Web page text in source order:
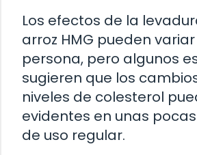
Los efectos de la
arroz HMG pueden
persona, pero algunos
sugieren que los
niveles de colesterol
evidentes en unas
de uso regular.